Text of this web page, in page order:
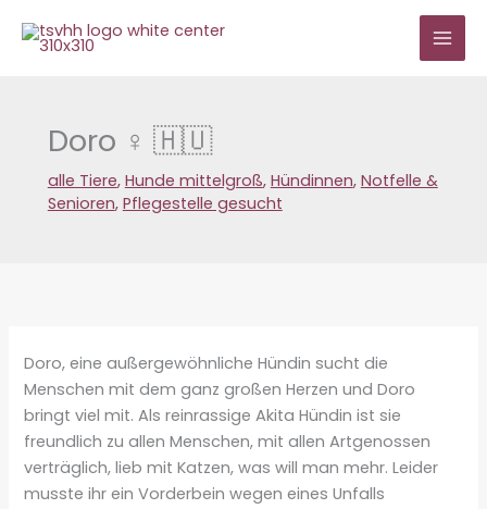
Inhalt
Doro ♀ 🇭🇺
alle Tiere, Hunde mittelgroß, Hündinnen, Notfelle &
Senioren, Pflegestelle gesucht
Doro, eine außergewöhnliche Hündin sucht die
Menschen mit dem ganz großen Herzen und Doro
bringt viel mit. Als reinrassige Akita Hündin ist sie
freundlich zu allen Menschen, mit allen Artgenossen
verträglich, lieb mit Katzen, was will man mehr. Leider
musste ihr ein Vorderbein wegen eines Unfalls